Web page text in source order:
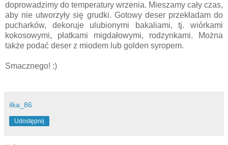
doprowadzimy do temperatury wrzenia. Mieszamy cały czas,
aby nie utworzyły się grudki. Gotowy deser przekładam do
pucharków, dekoruje ulubionymi bakaliami, tj. wiórkami
kokosowymi, płatkami migdałowymi, rodzynkami. Można
także podać deser z miodem lub golden syropem.
Smacznego! :)
ilka_86
Udostępnij